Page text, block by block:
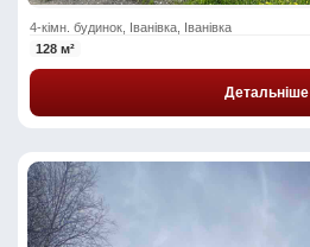
4-кімн. будинок, Іванівка, Іванівка
128 м²
Детальніше